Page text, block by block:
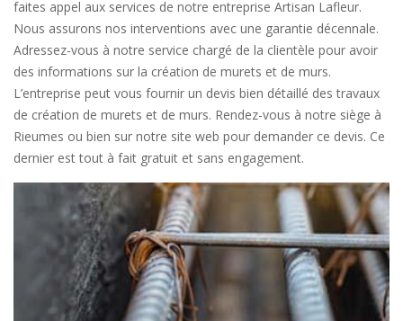
faites appel aux services de notre entreprise Artisan Lafleur.
Nous assurons nos interventions avec une garantie décennale.
Adressez-vous à notre service chargé de la clientèle pour avoir
des informations sur la création de murets et de murs.
L’entreprise peut vous fournir un devis bien détaillé des travaux
de création de murets et de murs. Rendez-vous à notre siège à
Rieumes ou bien sur notre site web pour demander ce devis. Ce
dernier est tout à fait gratuit et sans engagement.